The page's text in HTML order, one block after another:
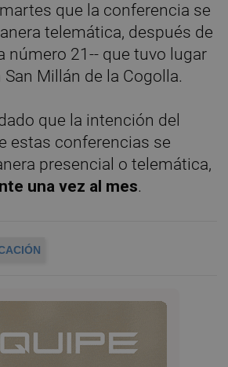
que la conferencia se
telemática, después de
número 21-- que tuvo lugar
Millán de la Cogolla.
que la intención del
estas conferencias se
presencial o telemática,
una vez al mes.